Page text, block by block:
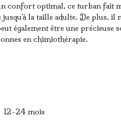
confort optimal, ce turban fait
la taille adulte. De plus, il
également être une précieuse
en chimiothérapie.
12-24 mois